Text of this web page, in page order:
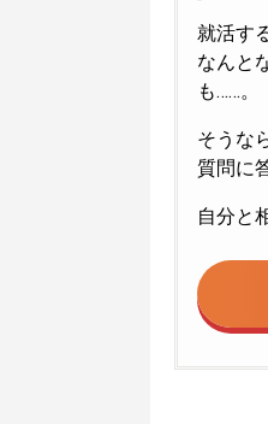
就活す
なんと
も……。
そうな
質問に
自分と